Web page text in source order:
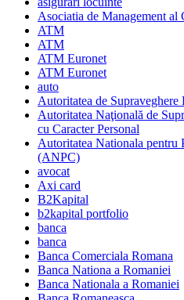
Asociatia de Management
ATM
ATM
ATM Euronet
ATM Euronet
auto
Autoritatea de
Autoritatea Naţională de
cu Caracter Personal
Autoritatea Nationala pentru
(ANPC)
avocat
Axi card
B2Kapital
b2kapital portfolio
banca
banca
Banca Comerciala Romana
Banca Nationa a Romaniei
Banca Nationala a Romaniei